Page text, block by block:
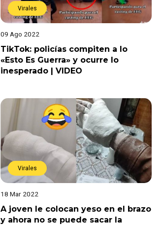
Virales
09 Ago 2022
TikTok: policías compiten a lo
«Esto Es Guerra» y ocurre lo
inesperado | VIDEO
Virales
18 Mar 2022
A joven le colocan yeso en el brazo
y ahora no se puede sacar la